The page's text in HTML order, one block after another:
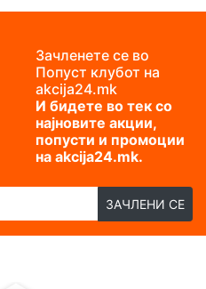
Зачленете се во
Попуст клубот на
akcija24.mk
И бидете во тек со
најновите акции,
попусти и промоции
на akcija24.mk.
ЗАЧЛЕНИ СЕ